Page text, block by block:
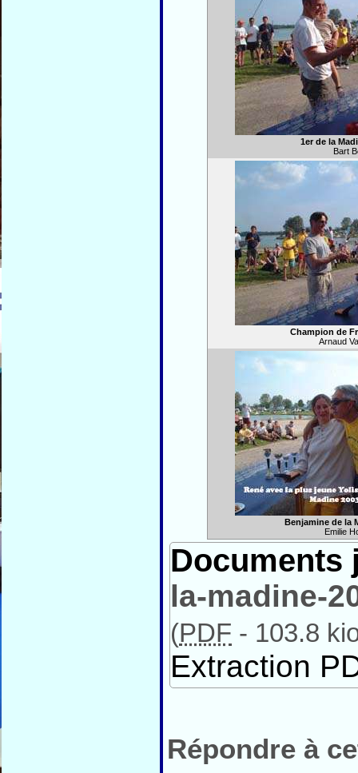
1er de la
Bart
Champion de
Arnaud
Benjamine de la
Emilie
Documents
la-madine-
(PDF - 103.8
Extraction
Répondre à